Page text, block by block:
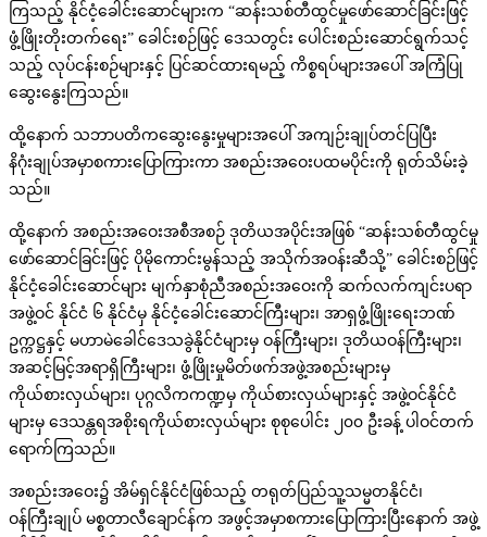
ကြသည့် နိုင်ငံ့ခေါင်းဆောင်များက “ဆန်းသစ်တီထွင်မှုဖော်ဆောင်ခြင်းဖြင့်
ဖွံ့ဖြိုးတိုးတက်ရေး” ခေါင်းစဉ်ဖြင့် ဒေသတွင်း ပေါင်းစည်းဆောင်ရွက်သင့်
သည့် လုပ်ငန်းစဉ်များနှင့် ပြင်ဆင်ထားရမည့် ကိစ္စရပ်များအပေါ် အကြံပြု
ဆွေးနွေးကြသည်။
ထို့နောက် သဘာပတိကဆွေးနွေးမှုများအပေါ် အကျဉ်းချုပ်တင်ပြပြီး
နိဂုံးချုပ်အမှာစကားပြောကြားကာ အစည်းအဝေးပထမပိုင်းကို ရုတ်သိမ်းခဲ့
သည်။
ထို့နောက် အစည်းအဝေးအစီအစဉ် ဒုတိယအပိုင်းအဖြစ် “ဆန်းသစ်တီထွင်မှု
ဖော်ဆောင်ခြင်းဖြင့် ပိုမိုကောင်းမွန်သည့် အသိုက်အဝန်းဆီသို့” ခေါင်းစဉ်ဖြင့်
နိုင်ငံ့ခေါင်းဆောင်များ မျက်နှာစုံညီအစည်းအဝေးကို ဆက်လက်ကျင်းပရာ
အဖွဲ့ဝင် နိုင်ငံ ၆ နိုင်ငံမှ နိုင်ငံ့ခေါင်းဆောင်ကြီးများ၊ အာရှဖွံ့ဖြိုးရေးဘဏ်
ဥက္ကဋ္ဌနှင့် မဟာမဲခေါင်ဒေသခွဲနိုင်ငံများမှ ဝန်ကြီးများ၊ ဒုတိယဝန်ကြီးများ၊
အဆင့်မြင့်အရာရှိကြီးများ၊ ဖွံ့ဖြိုးမှုမိတ်ဖက်အဖွဲ့အစည်းများမှ
ကိုယ်စားလှယ်များ၊ ပုဂ္ဂလိကကဏ္ဍမှ ကိုယ်စားလှယ်များနှင့် အဖွဲ့ဝင်နိုင်ငံ
များမှ ဒေသန္တရအစိုးရကိုယ်စားလှယ်များ စုစုပေါင်း ၂၀၀ ဦးခန့် ပါဝင်တက်
ရောက်ကြသည်။
အစည်းအဝေး၌ အိမ်ရှင်နိုင်ငံဖြစ်သည့် တရုတ်ပြည်သူ့သမ္မတနိုင်ငံ၊
ဝန်ကြီးချုပ် မစ္စတာလီချောင်န်က အဖွင့်အမှာစကားပြောကြားပြီးနောက် အဖွဲ့